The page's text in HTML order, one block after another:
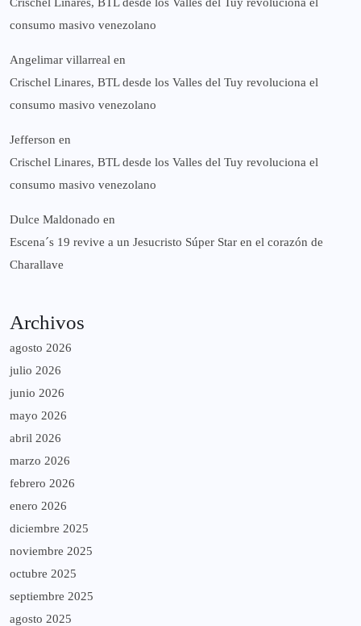
consumo masivo venezolano
Angelimar villarreal en
Crischel Linares, BTL desde los Valles del Tuy revoluciona el
consumo masivo venezolano
Jefferson en
Crischel Linares, BTL desde los Valles del Tuy revoluciona el
consumo masivo venezolano
Dulce Maldonado en
Escena´s 19 revive a un Jesucristo Súper Star en el corazón de
Charallave
Archivos
agosto 2026
julio 2026
junio 2026
mayo 2026
abril 2026
marzo 2026
febrero 2026
enero 2026
diciembre 2025
noviembre 2025
octubre 2025
septiembre 2025
agosto 2025